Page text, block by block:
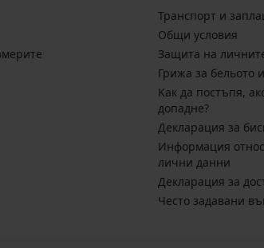
цена
Транспорт и
Общи условия
Защита на
Грижа за бельото
Kак да постъпя,
допадне?
Декларация за
Информация
лични данни
Декларация за
Често задавани